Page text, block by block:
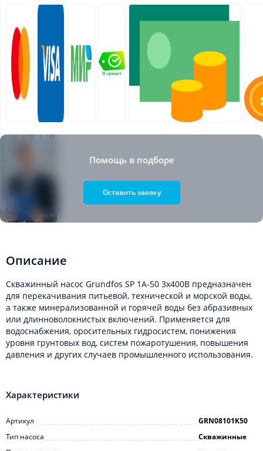
Помощь в подборе
Оставить заявку
Описание
Скважинный насос Grundfos SP 1A-50 3x400В предназначен
для перекачивания питьевой, технической и морской воды,
а также минерализованной и горячей воды без абразивных
или длинноволокнистых включений. Применяется для
водоснабжения, оросительных гидросистем, понижения
уровня грунтовых вод, систем пожаротушения, повышения
давления и других случаев промышленного использования.
Характеристики
Артикул
GRN08101K50
Тип насоса
Скважинные